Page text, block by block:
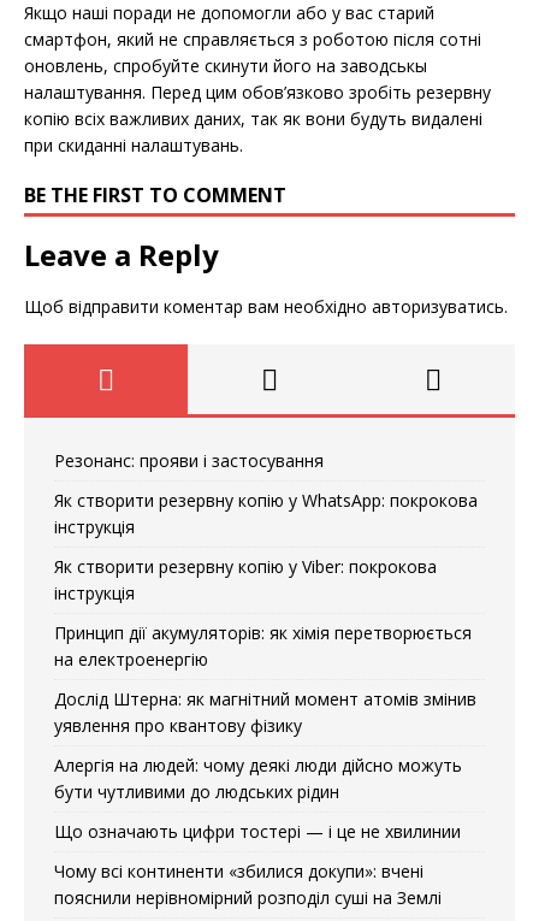
Якщо наші поради не допомогли або у вас старий
смартфон, який не справляється з роботою після сотні
оновлень, спробуйте скинути його на заводськы
налаштування. Перед цим обов’язково зробіть резервну
копію всіх важливих даних, так як вони будуть видалені
при скиданні налаштувань.
BE THE FIRST TO COMMENT
Leave a Reply
Щоб відправити коментар вам необхідно авторизуватись.
Резонанс: прояви і застосування
Як створити резервну копію у WhatsApp: покрокова
інструкція
Як створити резервну копію у Viber: покрокова
інструкція
Принцип дії акумуляторів: як хімія перетворюється
на електроенергію
Дослід Штерна: як магнітний момент атомів змінив
уявлення про квантову фізику
Алергія на людей: чому деякі люди дійсно можуть
бути чутливими до людських рідин
Що означають цифри тостері — і це не хвилинии
Чому всі континенти «збилися докупи»: вчені
пояснили нерівномірний розподіл суші на Землі